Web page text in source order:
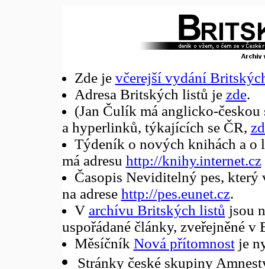
Zde je včerejší vydání
Adresa Britských listů je zde.
(Jan Čulík má anglicko-českou
a hyperlinků, týkajících se ČR,
Týdeník o nových knihách a
má adresu http://knihy.internet.cz
Časopis Neviditelný pes, který
na adrese http://pes.eunet.cz.
V archívu Britských listů jsou
uspořádané články, zveřejněné
Měsíčník Nová přítomnostje
Stránky české skupiny